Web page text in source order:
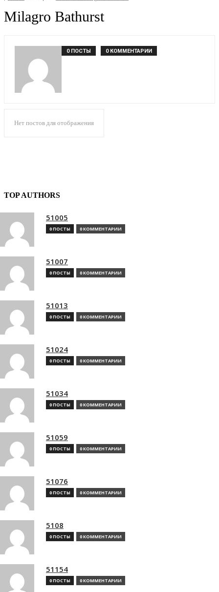
Milagro Bathurst
0 ПОСТЫ 0 КОММЕНТАРИИ
Нет постов для отображения
TOP AUTHORS
51005
0 ПОСТЫ 0 КОММЕНТАРИИ
51007
0 ПОСТЫ 0 КОММЕНТАРИИ
51013
0 ПОСТЫ 0 КОММЕНТАРИИ
51024
0 ПОСТЫ 0 КОММЕНТАРИИ
51034
0 ПОСТЫ 0 КОММЕНТАРИИ
51059
0 ПОСТЫ 0 КОММЕНТАРИИ
51076
0 ПОСТЫ 0 КОММЕНТАРИИ
5108
0 ПОСТЫ 0 КОММЕНТАРИИ
51154
0 ПОСТЫ 0 КОММЕНТАРИИ